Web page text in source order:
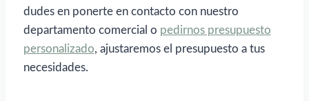
dudes en ponerte en contacto con nuestro
departamento comercial o pedirnos presupuesto
personalizado, ajustaremos el presupuesto a tus
necesidades.